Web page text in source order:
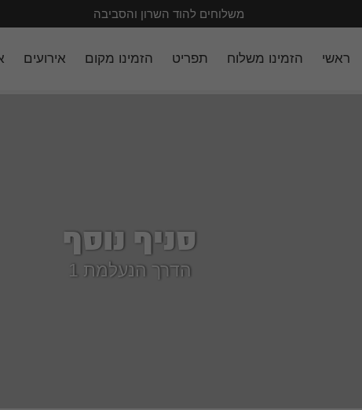
משלוחים להוד השרון והסביבה
ראשי הזמינו משלוח תפריט הזמינו מקום אירועים
סניף נוסף
הדרך הנעלמת 1